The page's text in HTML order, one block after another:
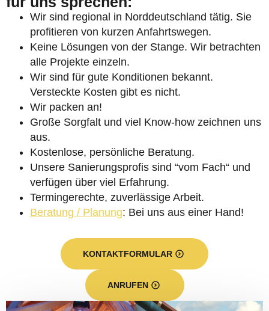
Wir sind regional in Norddeutschland tätig. Sie
profitieren von kurzen Anfahrtswegen.
Keine Lösungen von der Stange. Wir betrachten
alle Projekte einzeln.
Wir sind für gute Konditionen bekannt.
Versteckte Kosten gibt es nicht.
Wir packen an!
Große Sorgfalt und viel Know-how zeichnen uns
aus.
Kostenlose, persönliche Beratung.
Unsere Sanierungsprofis sind “vom Fach“ und
verfügen über viel Erfahrung.
Termingerechte, zuverlässige Arbeit.
Beratung / Planung: Bei uns aus einer Hand!
KONTAKTFORMULAR
ANRUFEN